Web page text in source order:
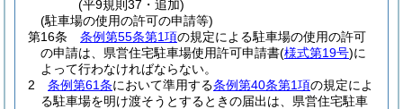
(平9規則37・追加)
(駐車場の使用の許可の申請等)
第16条
条例第55条第1項の規定による駐車場の使用の許可
の申請は、県営住宅駐車場使用許可申請書(様式第19号)に
よって行わなければならない。
2
条例第61条において準用する条例第40条第1項の規定によ
る駐車場を明け渡そうとするときの届出は、県営住宅駐車